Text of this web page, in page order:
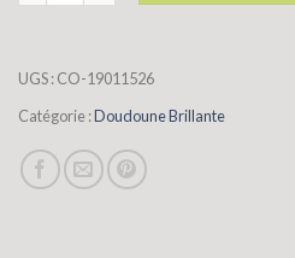
UGS :CO-19011526
Catégorie :Doudoune Brillante